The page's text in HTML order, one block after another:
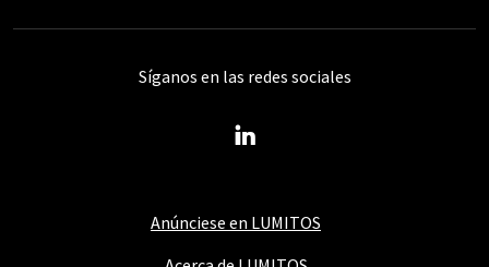
Anúnciese en LUMITOS
Síganos en las redes sociales